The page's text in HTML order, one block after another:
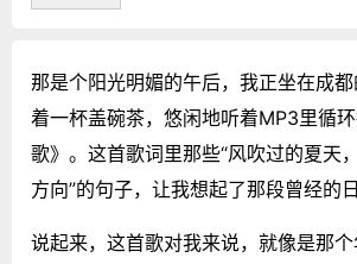
那是个阳光明媚的午后，我正坐在成
着一杯盖碗茶，悠闲地听着MP3里循
歌》。这首歌词里那些“风吹过的夏天
方向”的句子，让我想起了那段曾经的日
说起来，这首歌对我来说，就像是那